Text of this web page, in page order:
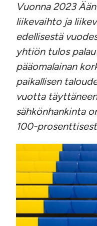
Vuonna 2023
liikevaihto ja
edellisestä
yhtiön tulos
pääomalainan
paikallisen
vuotta
sähkönhankinta
100-